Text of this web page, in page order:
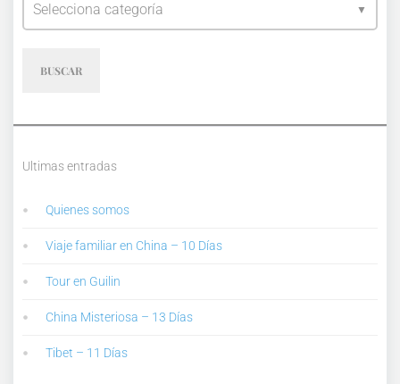
Selecciona categoría
BUSCAR
Ultimas entradas
Quienes somos
Viaje familiar en China – 10 Días
Tour en Guilin
China Misteriosa – 13 Días
Tibet – 11 Días